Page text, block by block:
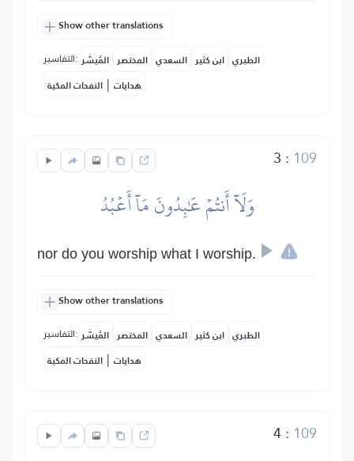
Show other translations
التفاسير: المُيسَّر المختصر السعدي ابن كثير الطبري
النفحات المكية | هدايات
3 : 109
وَلَآ أَنتُمۡ عَٰبِدُونَ مَآ أَعۡبُدُ
nor do you worship what I worship.
Show other translations
التفاسير: المُيسَّر المختصر السعدي ابن كثير الطبري
النفحات المكية | هدايات
4: 109